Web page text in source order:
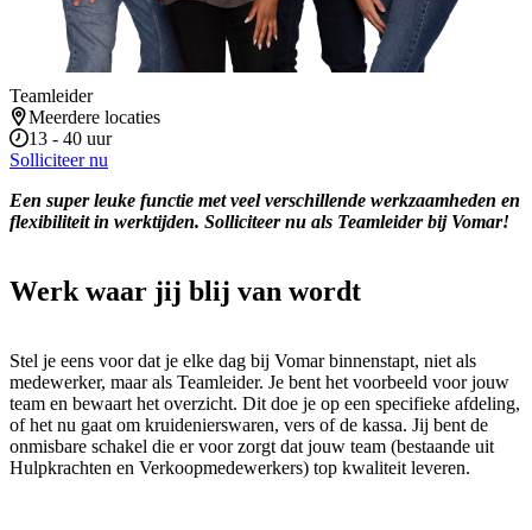
Teamleider
Meerdere locaties
13 - 40 uur
Solliciteer nu
Een super leuke functie met veel verschillende werkzaamheden en
flexibiliteit in werktijden. Solliciteer nu als Teamleider bij Vomar!
Werk waar jij blij van wordt
Stel je eens voor dat je elke dag bij Vomar binnenstapt, niet als
medewerker, maar als Teamleider. Je bent het voorbeeld voor jouw
team en bewaart het overzicht. Dit doe je op een specifieke afdeling,
of het nu gaat om kruidenierswaren, vers of de kassa. Jij bent de
onmisbare schakel die er voor zorgt dat jouw team (bestaande uit
Hulpkrachten en Verkoopmedewerkers) top kwaliteit leveren.